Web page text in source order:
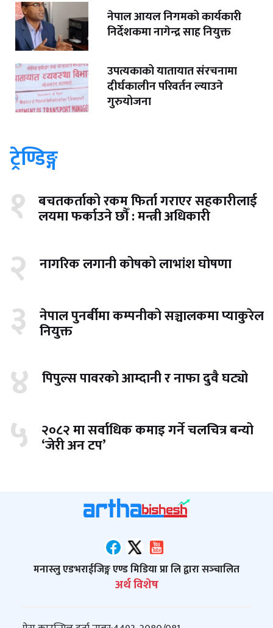
नेपाल आयल निगमको कार्यकारी
निर्देशकमा नागेन्द्र साह नियुक्त
उपत्यकाको यातायात संरचनामा
दीर्घकालीन परिवर्तन ल्याउने
गुरुयोजना
ट्रेण्डिङ्ग
१ बचतकर्ताको रकम फिर्ता गराएर सहकारीलाई
लयमा फर्काउने छौँ : मन्त्री अधिकारी
२ नागरिक लगानी कोषको लाभांश घोषणा
३ नेपाल पुनर्बीमा कम्पनीको सञ्चालकमा प्याकुरेल
नियुक्त
४ पिपुल्स पावरको आम्दानी र नाफा दुवै घट्यो
५ २०८२ मा सर्वाधिक कमाइ गर्ने चलचित्र बन्यो
‘जेरी अन टप’
मनास्लु एडभराईजिङ्ग एण्ड मिडिया प्रा लि द्वारा सञ्‍चालित
अर्थ विशेष